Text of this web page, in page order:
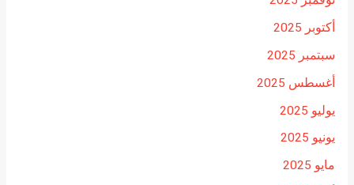
أكتوبر 2025
سبتمبر 2025
أغسطس 2025
يوليو 2025
يونيو 2025
مايو 2025